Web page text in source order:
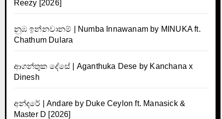
Reezy [2026]
නුඹ ඉන්නවානම් | Numba Innawanam by MINUKA ft.
Chathum Dulara
ආගන්තුක දේසේ | Aganthuka Dese by Kanchana x
Dinesh
අන්දරේ | Andare by Duke Ceylon ft. Manasick &
Master D [2026]